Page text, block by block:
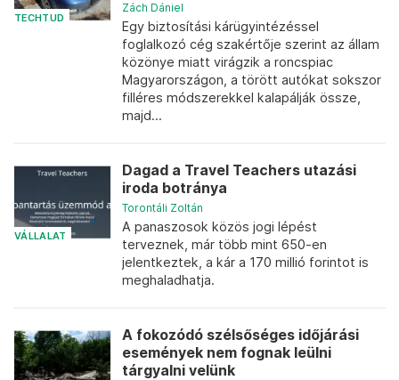
TECHTUD
Zách Dániel
Egy biztosítási kárügyintézéssel
foglalkozó cég szakértője szerint az állam
közönye miatt virágzik a roncspiac
Magyarországon, a törött autókat sokszor
filléres módszerekkel kalapálják össze,
majd...
VÁLLALAT
Dagad a Travel Teachers utazási
iroda botránya
Torontáli Zoltán
A panaszosok közös jogi lépést
terveznek, már több mint 650-en
jelentkeztek, a kár a 170 millió forintot is
meghaladhatja.
A fokozódó szélsőséges időjárási
események nem fognak leülni
tárgyalni velünk